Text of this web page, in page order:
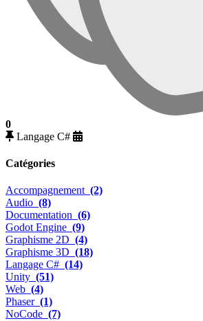
0
Langage C#
Catégories
Accompagnement (2)
Audio (8)
Documentation (6)
Godot Engine (9)
Graphisme 2D (4)
Graphisme 3D (18)
Langage C# (14)
Unity (51)
Web (4)
Phaser (1)
NoCode (7)